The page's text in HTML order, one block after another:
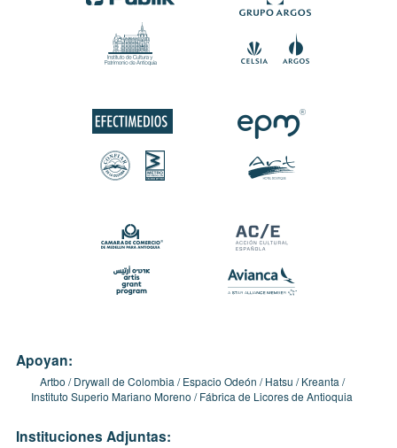
Apoyan:
Artbo Drywall de Colombia Espacio Odeón Hatsu
Kreanta
Instituto Superio Mariano Moreno
Fábrica de Licores de Antioquia
Instituciones Adjuntas: